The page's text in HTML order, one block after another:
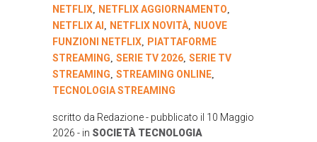
NETFLIX, NETFLIX AGGIORNAMENTO,
NETFLIX AI , NETFLIX NOVITÀ, NUOVE
FUNZIONI NETFLIX, PIATTAFORME
STREAMING, SERIE TV 2026, SERIE TV
STREAMING, STREAMING ONLINE,
TECNOLOGIA STREAMING
scritto da Redazione- pubblicato il 10 Maggio
2026 - in SOCIETÀ TECNOLOGIA